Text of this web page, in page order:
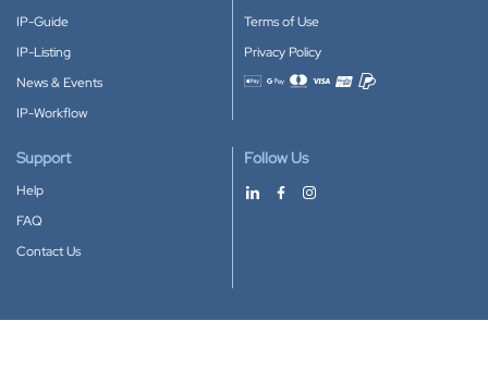
IP-Guide
IP-Listing
News & Events
IP-Workflow
Terms of Use
Privacy Policy
Accepted payment methods
Support
Help
FAQ
Contact Us
Follow Us